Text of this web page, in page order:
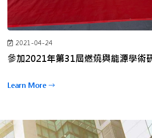
2021-04-24
參加2021年第31屆燃燒與能源學術
Learn More